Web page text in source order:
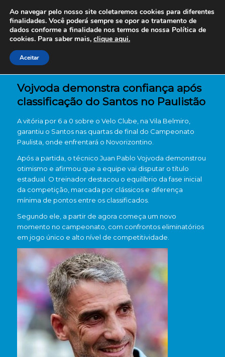
Vojvoda demonstra confiança após
classificação do Santos no Paulistão
A vitória por 6 a 0 sobre o Velo Clube, na Vila Belmiro,
garantiu o Santos nas quartas de final do Campeonato
Paulista, onde enfrentará o Novorizontino.
Após a partida, o técnico Juan Pablo Vojvoda demonstrou
otimismo e afirmou que a equipe vai disputar o título
estadual. O treinador destacou o equilíbrio da fase inicial
da competição, marcada por clássicos e diferença
mínima de pontos entre os classificados.
Segundo ele, a partir de agora começa um novo
momento no campeonato, com confrontos eliminatórios
em jogo único e alto nível de competitividade.
Ao navegar pelo nosso site coletaremos cookies para diferentes
finalidades. Você poderá sempre se opor ao tratamento de
dados conforme a finalidade nos termos de nossa Política de
cookies. Para saber mais, clique aqui.
Aceitar